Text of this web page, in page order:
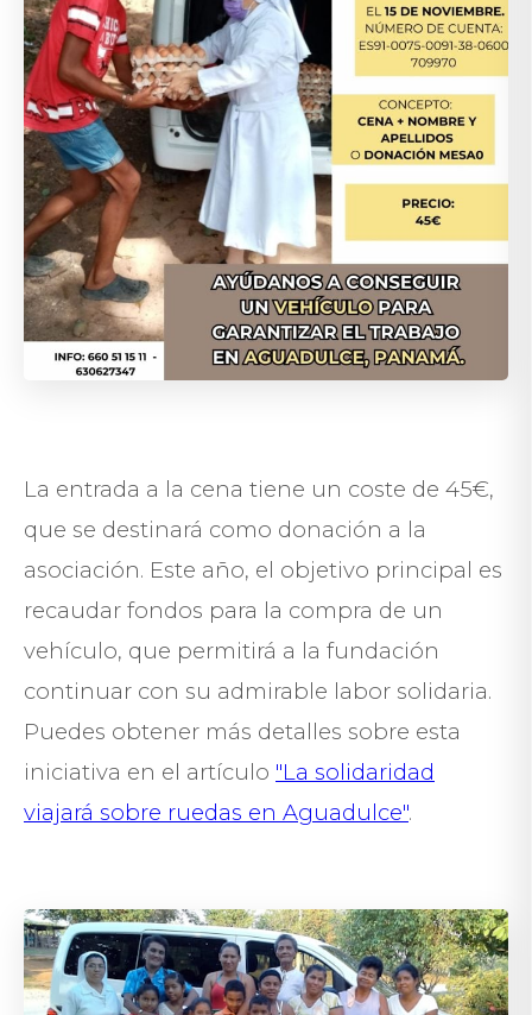
La entrada a la cena tiene un coste de 45€,
que se destinará como donación a la
asociación. Este año, el objetivo principal es
recaudar fondos para la compra de un
vehículo, que permitirá a la fundación
continuar con su admirable labor solidaria.
Puedes obtener más detalles sobre esta
iniciativa en el artículo "La solidaridad
viajará sobre ruedas en Aguadulce".